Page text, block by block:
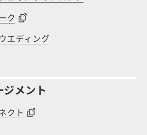
ク
エディング
ジメント
クト